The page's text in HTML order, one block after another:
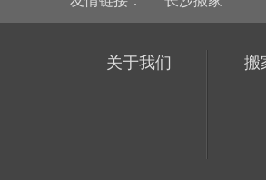
关于我们 搬